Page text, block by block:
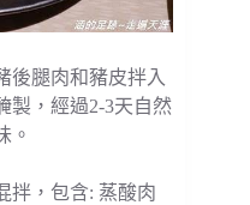
後腿肉和豬皮拌入
製，經過2-3天自然
。
拌，包含: 蒸酸肉